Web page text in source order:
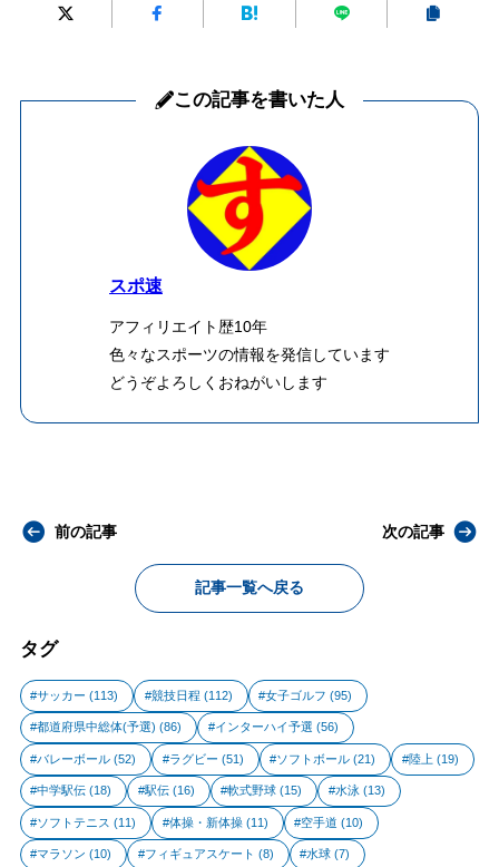
この記事を書いた人
スポ速
アフィリエイト歴10年
色々なスポーツの情報を発信しています
どうぞよろしくおねがいします
前の記事
記事一覧へ戻る
次の記事
タグ
サッカー (113) 競技日程 (112) 女子ゴルフ (95)
都道府県中総体(予選) (86) インターハイ予選 (56)
バレーボール (52) ラグビー (51) ソフトボール (21) 陸上 (19)
中学駅伝 (18) 駅伝(16) 軟式野球 (15) 水泳 (13)
ソフトテニス (11) 体操・新体操(11) 空手道 (10)
マラソン (10) フィギュアスケート (8) 水球 (7)